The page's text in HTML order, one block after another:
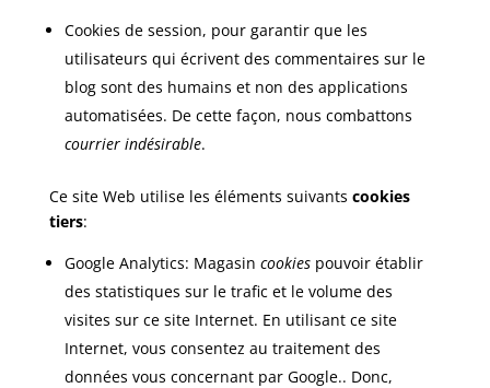
Cookies de session, pour garantir que les
utilisateurs qui écrivent des commentaires sur le
blog sont des humains et non des applications
automatisées. De cette façon, nous combattons
courrier indésirable.
Ce site Web utilise les éléments suivants cookies
tiers:
Google Analytics: Magasin cookiespouvoir établir
des statistiques sur le trafic et le volume des
visites sur ce site Internet. En utilisant ce site
Internet, vous consentez au traitement des
données vous concernant par Google.. Donc,